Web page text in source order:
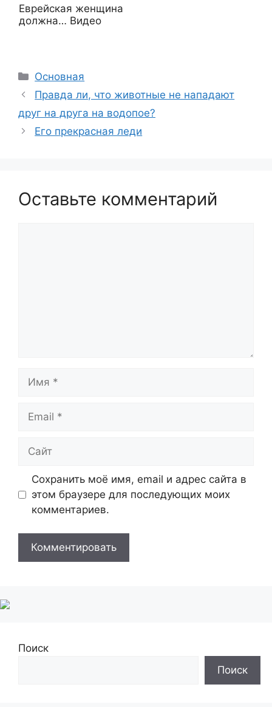
Еврейская женщина
должна… Видео
Рубрики
Основная
Правда ли, что животные не нападают
друг на друга на водопое?
Его прекрасная леди
Оставьте комментарий
Имя
Email
Сайт
Сохранить моё имя, email и адрес сайта в
этом браузере для последующих моих
комментариев.
Поиск
Поиск